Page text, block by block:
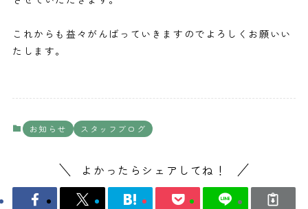
これからも益々がんばっていきますのでよろしくお願いい
たします。
お知らせ スタッフブログ
よかったらシェアしてね！